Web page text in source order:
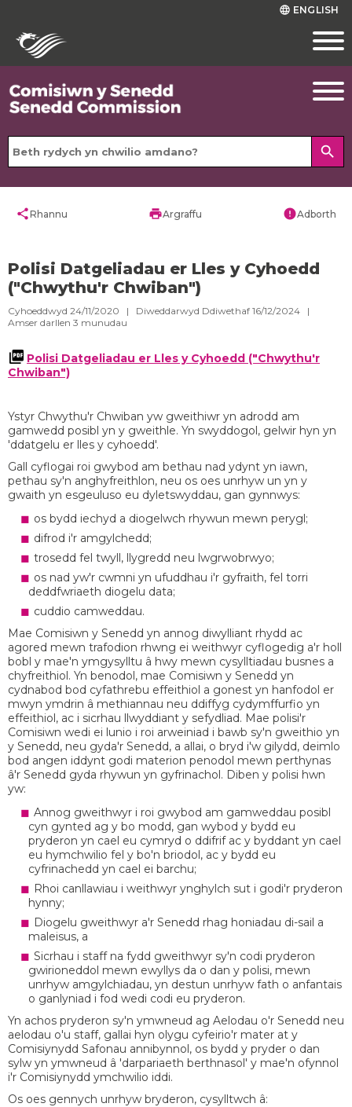
language ENGLISH
search
shareRhannu printArgraffu errorAdborth
Polisi Datgeliadau er Lles y Cyhoedd
("Chwythu'r Chwiban")
Cyhoeddwyd 24/11/2020 | Diweddarwyd Ddiwethaf 16/12/2024 |
Amser darllen 3 munudau
Polisi Datgeliadau er Lles y Cyhoedd ("Chwythu'r
Chwiban")
Ystyr Chwythu'r Chwiban yw gweithiwr yn adrodd am
gamwedd posibl yn y gweithle. Yn swyddogol, gelwir hyn yn
'ddatgelu er lles y cyhoedd'.
Gall cyflogai roi gwybod am bethau nad ydynt yn iawn,
pethau sy'n anghyfreithlon, neu os oes unrhyw un yn y
gwaith yn esgeuluso eu dyletswyddau, gan gynnwys:
os bydd iechyd a diogelwch rhywun mewn perygl;
difrod i'r amgylchedd;
trosedd fel twyll, llygredd neu lwgrwobrwyo;
os nad yw'r cwmni yn ufuddhau i'r gyfraith, fel torri
deddfwriaeth diogelu data;
cuddio camweddau.
Mae Comisiwn y Senedd yn annog diwylliant rhydd ac
agored mewn trafodion rhwng ei weithwyr cyflogedig a'r holl
bobl y mae'n ymgysylltu â hwy mewn cysylltiadau busnes a
chyfreithiol. Yn benodol, mae Comisiwn y Senedd yn
cydnabod bod cyfathrebu effeithiol a gonest yn hanfodol er
mwyn ymdrin â methiannau neu ddiffyg cydymffurfio yn
effeithiol, ac i sicrhau llwyddiant y sefydliad. Mae polisi'r
Comisiwn wedi ei lunio i roi arweiniad i bawb sy'n gweithio yn
y Senedd, neu gyda'r Senedd, a allai, o bryd i'w gilydd, deimlo
bod angen iddynt godi materion penodol mewn perthynas
â'r Senedd gyda rhywun yn gyfrinachol. Diben y polisi hwn
yw:
Annog gweithwyr i roi gwybod am gamweddau posibl
cyn gynted ag y bo modd, gan wybod y bydd eu
pryderon yn cael eu cymryd o ddifrif ac y byddant yn cael
eu hymchwilio fel y bo'n briodol, ac y bydd eu
cyfrinachedd yn cael ei barchu;
Rhoi canllawiau i weithwyr ynghylch sut i godi'r pryderon
hynny;
Diogelu gweithwyr a'r Senedd rhag honiadau di-sail a
maleisus, a
Sicrhau i staff na fydd gweithwyr sy'n codi pryderon
gwirioneddol mewn ewyllys da o dan y polisi, mewn
unrhyw amgylchiadau, yn destun unrhyw fath o anfantais
o ganlyniad i fod wedi codi eu pryderon.
Yn achos pryderon sy'n ymwneud ag Aelodau o'r Senedd neu
aelodau o'u staff, gallai hyn olygu cyfeirio'r mater at y
Comisiynydd Safonau annibynnol, os bydd y pryder o dan
sylw yn ymwneud â 'darpariaeth berthnasol' y mae'n ofynnol
i'r Comisiynydd ymchwilio iddi.
Os oes gennych unrhyw bryderon, cysylltwch â: